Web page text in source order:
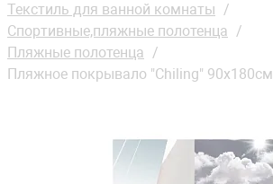
Текстиль для ванной комнаты
Спортивные,пляжные полотенца
Пляжные полотенца
Пляжное покрывало "Chiling" 90х180см